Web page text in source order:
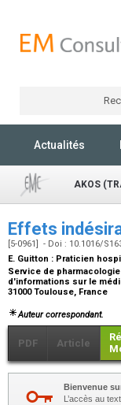
Actualités
AKOS
Effets
[5-0961] - Doi : 10.1016/
E. Guitton : Praticien
Service de
d'informations sur le
31000 Toulouse, France
Auteur correspondant.
PDF Article
Bienvenue
L’accès au